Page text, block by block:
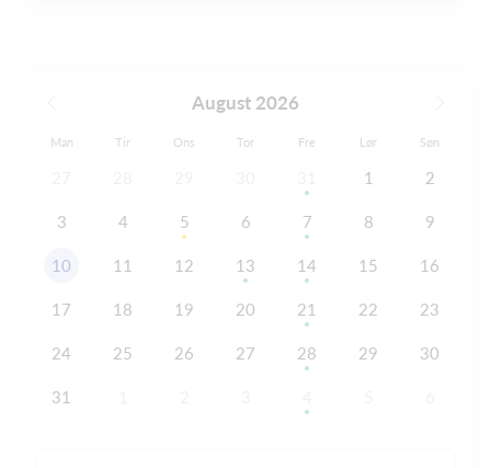
August 2026
Man Tir Ons Tor Fre Lør Søn
1 2
3 4 5 6 7 8 9
10 11 12 13 14 15 16
17 18 19 20 21 22 23
24 25 26 27 28 29 30
31